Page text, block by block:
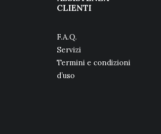
CLIENTI
F.A.Q.
Servizi
Termini e condizioni
d’uso